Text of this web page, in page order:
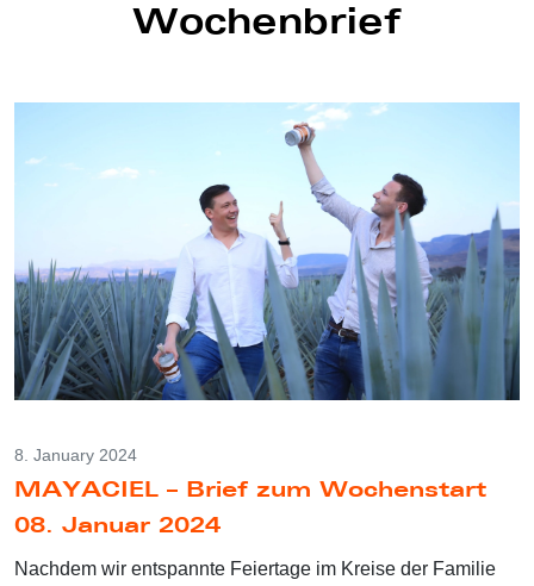
Wochenbrief
8. January 2024
MAYACIEL – Brief zum Wochenstart
08. Januar 2024
Nachdem wir entspannte Feiertage im Kreise der Familie